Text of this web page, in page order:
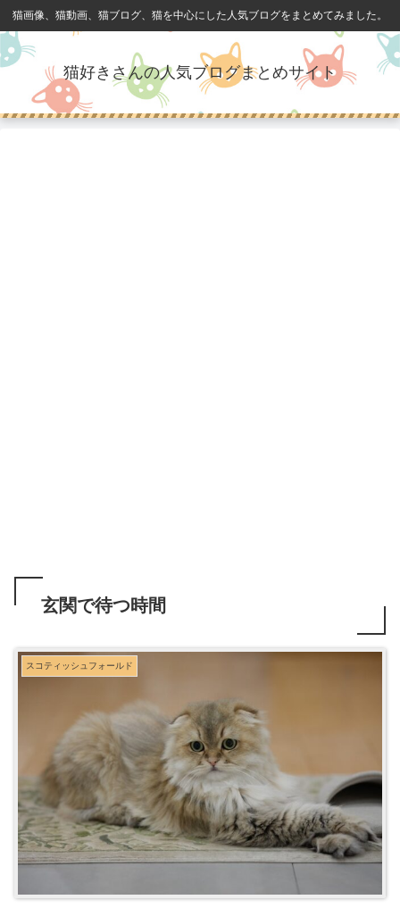
猫画像、猫動画、猫ブログ、猫を中心にした人気ブログをまとめてみました。
猫好きさんの人気ブログまとめサイト
玄関で待つ時間
スコティッシュフォールド